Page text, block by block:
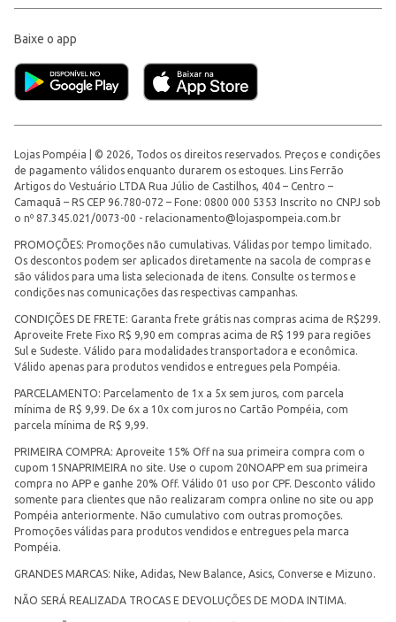
Baixe o app
Lojas Pompéia | © 2026, Todos os direitos reservados. Preços e condições
de pagamento válidos enquanto durarem os estoques. Lins Ferrão
Artigos do Vestuário LTDA Rua Júlio de Castilhos, 404 – Centro –
Camaquã – RS CEP 96.780-072 – Fone: 0800 000 5353 Inscrito no CNPJ sob
o nº 87.345.021/0073-00 - relacionamento@lojaspompeia.com.br
PROMOÇÕES: Promoções não cumulativas. Válidas por tempo limitado.
Os descontos podem ser aplicados diretamente na sacola de compras e
são válidos para uma lista selecionada de itens. Consulte os termos e
condições nas comunicações das respectivas campanhas.
CONDIÇÕES DE FRETE: Garanta frete grátis nas compras acima de R$299.
Aproveite Frete Fixo R$ 9,90 em compras acima de R$ 199 para regiões
Sul e Sudeste. Válido para modalidades transportadora e econômica.
Válido apenas para produtos vendidos e entregues pela Pompéia.
PARCELAMENTO: Parcelamento de 1x a 5x sem juros, com parcela
mínima de R$ 9,99. De 6x a 10x com juros no Cartão Pompéia, com
parcela mínima de R$ 9,99.
PRIMEIRA COMPRA: Aproveite 15% Off na sua primeira compra com o
cupom 15NAPRIMEIRA no site. Use o cupom 20NOAPP em sua primeira
compra no APP e ganhe 20% Off. Válido 01 uso por CPF. Desconto válido
somente para clientes que não realizaram compra online no site ou app
Pompéia anteriormente. Não cumulativo com outras promoções.
Promoções válidas para produtos vendidos e entregues pela marca
Pompéia.
GRANDES MARCAS: Nike, Adidas, New Balance, Asics, Converse e Mizuno.
NÃO SERÁ REALIZADA TROCAS E DEVOLUÇÕES DE MODA INTIMA.